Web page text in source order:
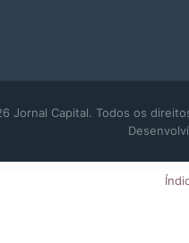
Jornal Capital. Todos os